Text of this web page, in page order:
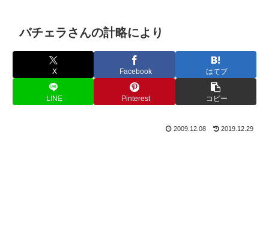
バチェラさんの計略により
X Facebook はてブ
LINE Pinterest コピー
2009.12.08 2019.12.29